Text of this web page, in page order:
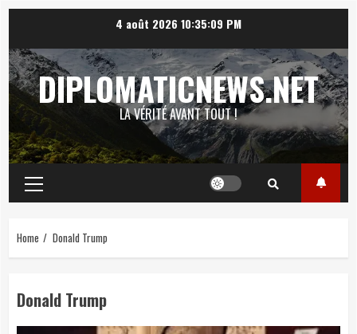
content
4 août 202610:35:11 PM
DIPLOMATICNEWS.NET
LA VÉRITÉ AVANT TOUT !
Primary
Menu
Home Donald Trump
Donald Trump